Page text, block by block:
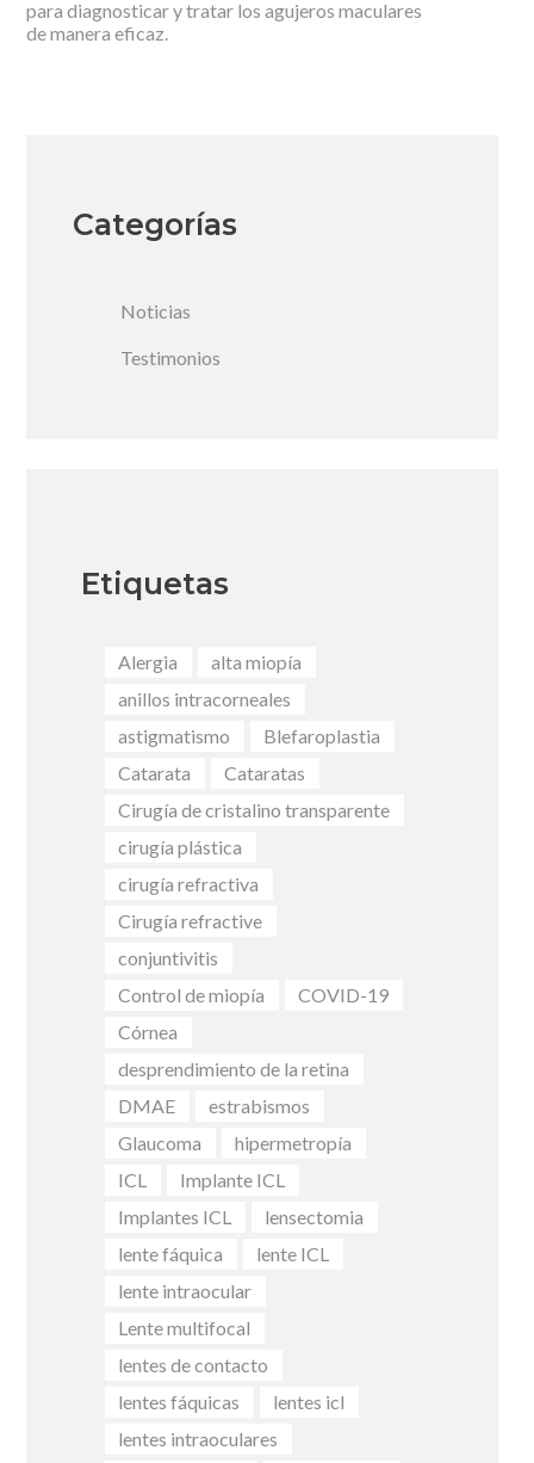
para diagnosticar y tratar los agujeros maculares
de manera eficaz.
Categorías
Noticias
Testimonios
Etiquetas
Alergia
alta miopía
anillos intracorneales
astigmatismo
Blefaroplastia
Catarata
Cataratas
Cirugía de cristalino transparente
cirugía plástica
cirugía refractiva
Cirugía refractive
conjuntivitis
Control de miopía
COVID-19
Córnea
desprendimiento de la retina
DMAE
estrabismos
Glaucoma
hipermetropía
ICL
Implante ICL
Implantes ICL
lensectomia
lente fáquica
lente ICL
lente intraocular
Lente multifocal
lentes de contacto
lentes fáquicas
lentes icl
lentes intraoculares